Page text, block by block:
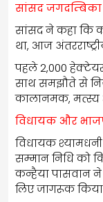
सांसद
सांसद ने कहा कि
था, आज
पहले 2,000
साथ समझौते से
कालानमक,
विधायक और
विधायक
सम्मान निधि को
कन्हैया पासवान
लिए जागरूक